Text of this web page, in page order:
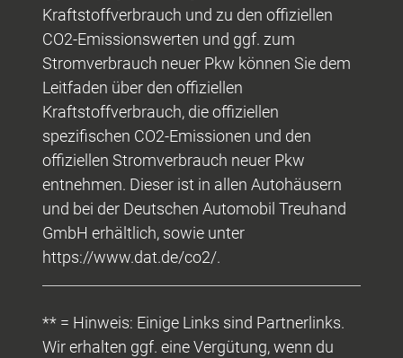
Kraftstoffverbrauch und zu den offiziellen
CO2-Emissionswerten und ggf. zum
Stromverbrauch neuer Pkw können Sie dem
Leitfaden über den offiziellen
Kraftstoffverbrauch, die offiziellen
spezifischen CO2-Emissionen und den
offiziellen Stromverbrauch neuer Pkw
entnehmen. Dieser ist in allen Autohäusern
und bei der Deutschen Automobil Treuhand
GmbH erhältlich, sowie unter
https://www.dat.de/co2/.
** = Hinweis: Einige Links sind Partnerlinks.
Wir erhalten ggf. eine Vergütung, wenn du